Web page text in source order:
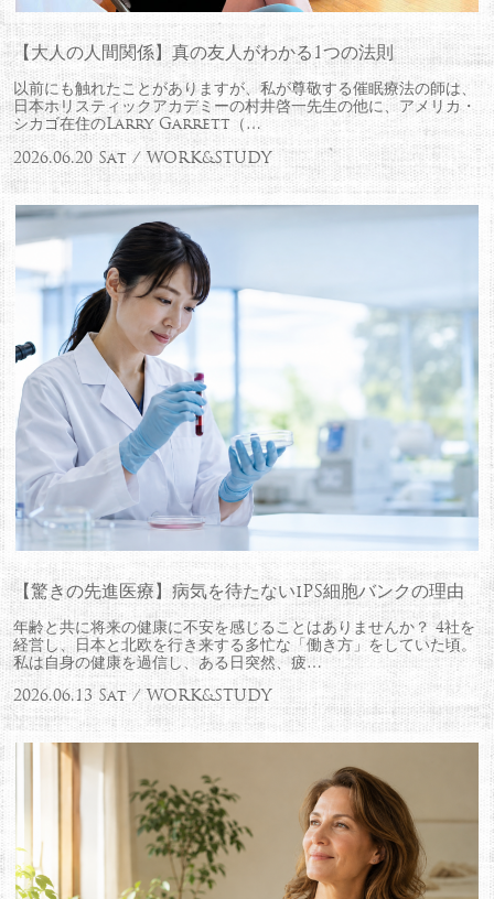
【大人の人間関係】真の友人がわかる1つの法則
以前にも触れたことがありますが、私が尊敬する催眠療法の師は、
日本ホリスティックアカデミーの村井啓一先生の他に、アメリカ・
シカゴ在住のLarry Garrett（…
2026.06.20 Sat / WORK&STUDY
【驚きの先進医療】病気を待たないiPS細胞バンクの理由
年齢と共に将来の健康に不安を感じることはありませんか？ 4社を
経営し、日本と北欧を行き来する多忙な「働き方」をしていた頃。
私は自身の健康を過信し、ある日突然、疲…
2026.06.13 Sat / WORK&STUDY